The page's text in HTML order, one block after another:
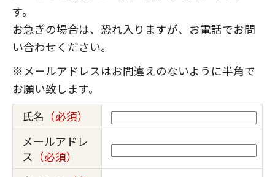
す。
お急ぎの場合は、恐れ入りますが、お電話でお問
い合わせください。
※メールアドレスはお間違えのないように半角で
お願い致します。
氏名 （必須）
メールアドレ
ス （必須）